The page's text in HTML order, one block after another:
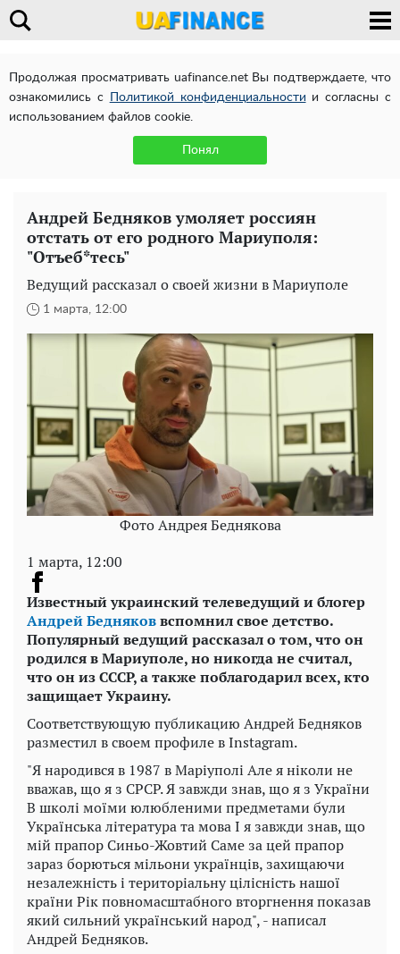
Продолжая просматривать uafinance.net Вы подтверждаете, что
ознакомились с
Политикой конфиденциальности и согласны с
использованием файлов cookie.
Понял
Андрей Бедняков умоляет россиян
отстать от его родного Мариуполя:
"Отъеб*тесь"
Ведущий рассказал о своей жизни в Мариуполе
1 марта, 12:00
Фото Андрея Беднякова
1 марта, 12:00
Известный украинский телеведущий и блогер
Андрей Бедняковвспомнил свое детство.
Популярный ведущий рассказал о том, что он
родился в Мариуполе, но никогда не считал,
что он из СССР, а также поблагодарил всех, кто
защищает Украину.
Соответствующую публикацию Андрей Бедняков
разместил в своем профиле в Instagram.
"Я народився в 1987 в Маріуполі Але я ніколи не
вважав, що я з СРСР. Я завжди знав, що я з України
В школі моїми юлюбленими предметами були
Українська література та мова І я завжди знав, що
мій прапор Синьо-Жовтий Саме за цей прапор
зараз борються мільони українців, захищаючи
незалежність і територіальну цілісність нашої
країни Рік повномасштабного вторгнення показав
який сильний український народ", - написал
Андрей Бедняков.